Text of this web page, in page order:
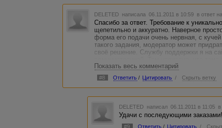
DELETED написала 06.11.2011 в 10:59 в ответ
Спасибо за ответ. Требование к
щепетильно и аккуратно. Наверное
форма его подачи очень нервная, с
такого задания, модератор может
своё решение. Службу поддержки я на
забыть и поберечь свои нервы.
Показать весь комментарий
#8 Ответить / Цитировать / Скрыть ветку
DELETED написал 06.11.2011 в 11:05
Удачи с последующими
#9 Ответить / Цитировать /